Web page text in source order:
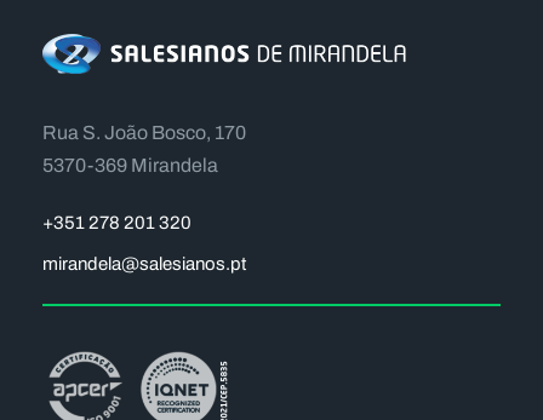
Rua S. João Bosco, 170
5370-369 Mirandela
+351 278 201 320
mirandela@salesianos.pt